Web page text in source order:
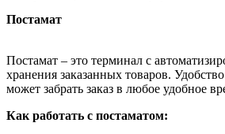
Постамат
Постамат – это терминал с
хранения заказанных товаров.
может забрать заказ в любое удобное
Как работать с постаматом: